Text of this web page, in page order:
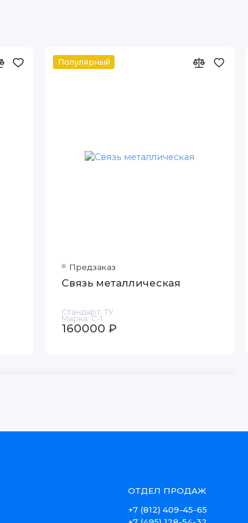
Популярный
Предзаказ
Связь металлическая
Марка: С-1
Стандарт: ТУ
160000 ₽
ОТДЕЛ ПРОДАЖ
+7 (812) 409-45-65